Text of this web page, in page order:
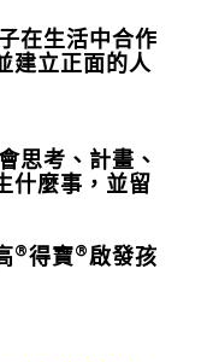
在生活中合作
建立正面的人
思考、計畫、
什麼事，並留
®得寶®啟發孩